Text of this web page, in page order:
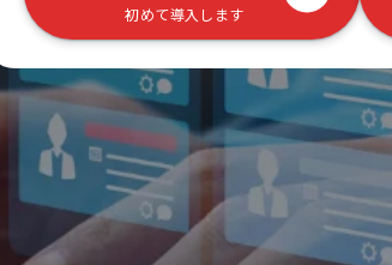
初めて導入します